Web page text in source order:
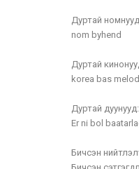
Дуртай
nom byhend
Дуртай
korea bas
Дуртай дуунууд:
Er ni bol
Бичсэн